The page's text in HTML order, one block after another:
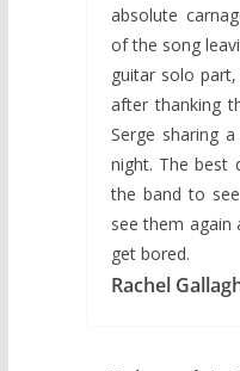
absolute
of the song
guitar solo
after thanking
Serge sharing
night. The best
the band to
see them again
get bored.
Rachel